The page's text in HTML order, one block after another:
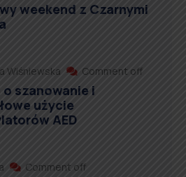
weekend z Czarnymi
Wiśniewska Comment off
o szanowanie i
użycie
AED
Comment off